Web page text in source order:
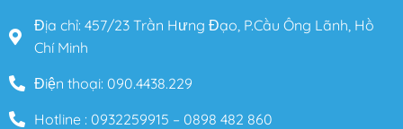
Địa chỉ: 457/23 Trần Hưng Đạo, P.Cầu Ông Lãnh, Hồ
Chí Minh
Điện thoại: 090.4438.229
Hotline : 0932259915 – 0898 482 860